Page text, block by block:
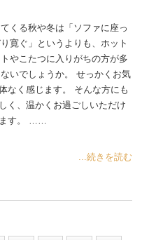
くる秋や冬は「ソファに座っ
寛ぐ」というよりも、ホット
やこたつに入りがちの方が多
いでしょうか。 せっかくお気
なく感じます。 そんな方にも
く、温かくお過ごしいただけ
ます。 ……
...続きを読む